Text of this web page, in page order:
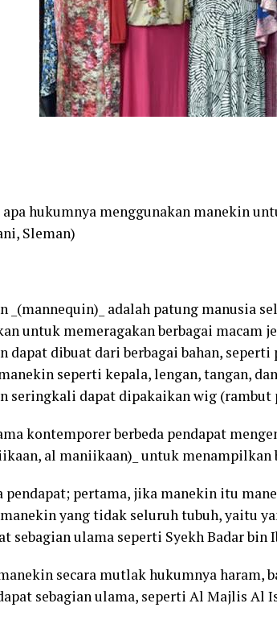
apa hukumnya menggunakan manekin
Sleman)
_(mannequin)_ adalah patung manusia
untuk memeragakan berbagai macam
dapat dibuat dari berbagai bahan,
seperti kepala, lengan, tangan,
seringkali dapat dipakaikan wig (rambut
kontemporer berbeda pendapat
al maniikaan)_ untuk menampilkan
pendapat; pertama, jika manekin itu
yang tidak seluruh tubuh, yaitu
sebagian ulama seperti Syekh Badar
secara mutlak hukumnya haram,
sebagian ulama, seperti Al Majlis Al